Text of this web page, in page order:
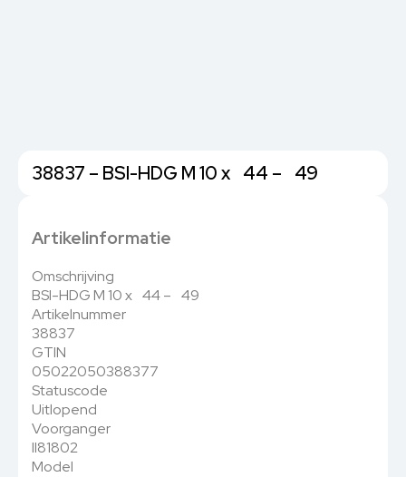
38837 – BSI-HDG M 10 x 44 – 49
Artikelinformatie
Omschrijving
BSI-HDG M 10 x 44 – 49
Artikelnummer
38837
GTIN
05022050388377
Statuscode
Uitlopend
Voorganger
II81802
Model